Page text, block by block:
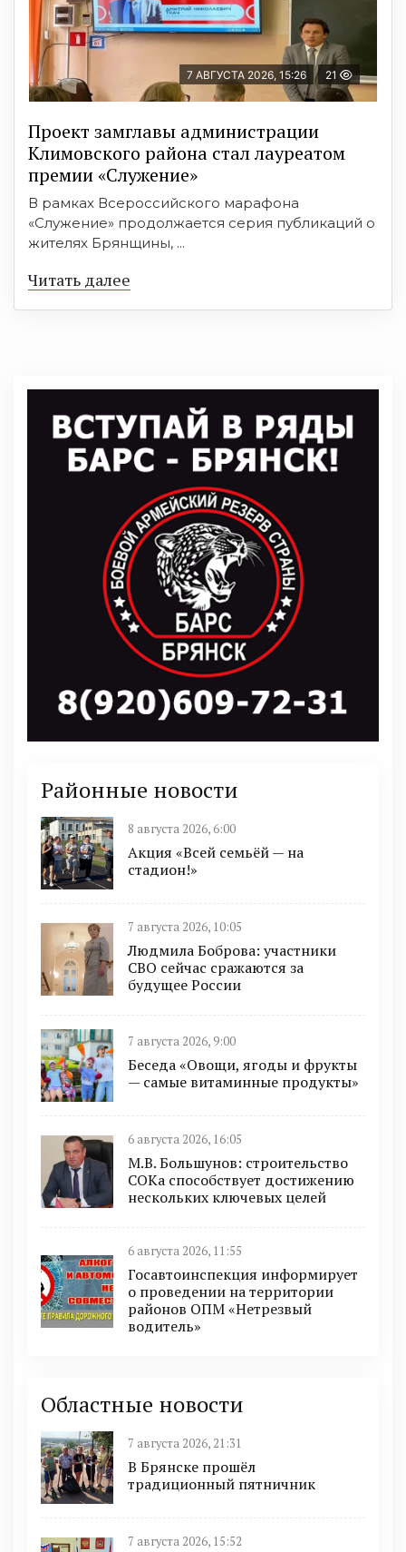
7 АВГУСТА 2026, 15:26 21
Проект замглавы администрации
Климовского района стал лауреатом
премии «Служение»
В рамках Всероссийского марафона
«Служение» продолжается серия публикаций о
жителях Брянщины, ...
Читать далее
Районные новости
8 августа 2026, 6:00
Акция «Всей семьёй — на
стадион!»
7 августа 2026, 10:05
Людмила Боброва: участники
СВО сейчас сражаются за
будущее России
7 августа 2026, 9:00
Беседа «Овощи, ягоды и фрукты
— самые витаминные продукты»
6 августа 2026, 16:05
М.В. Большунов: строительство
СОКа способствует достижению
нескольких ключевых целей
6 августа 2026, 11:55
Госавтоинспекция информирует
о проведении на территории
районов ОПМ «Нетрезвый
водитель»
Областные новости
7 августа 2026, 21:31
В Брянске прошёл
традиционный пятничник
7 августа 2026, 15:52